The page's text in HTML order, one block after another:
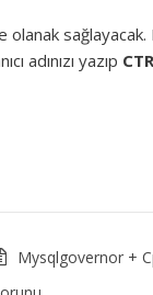
olanak
adınızı yazıp
Mysqlgovernor +